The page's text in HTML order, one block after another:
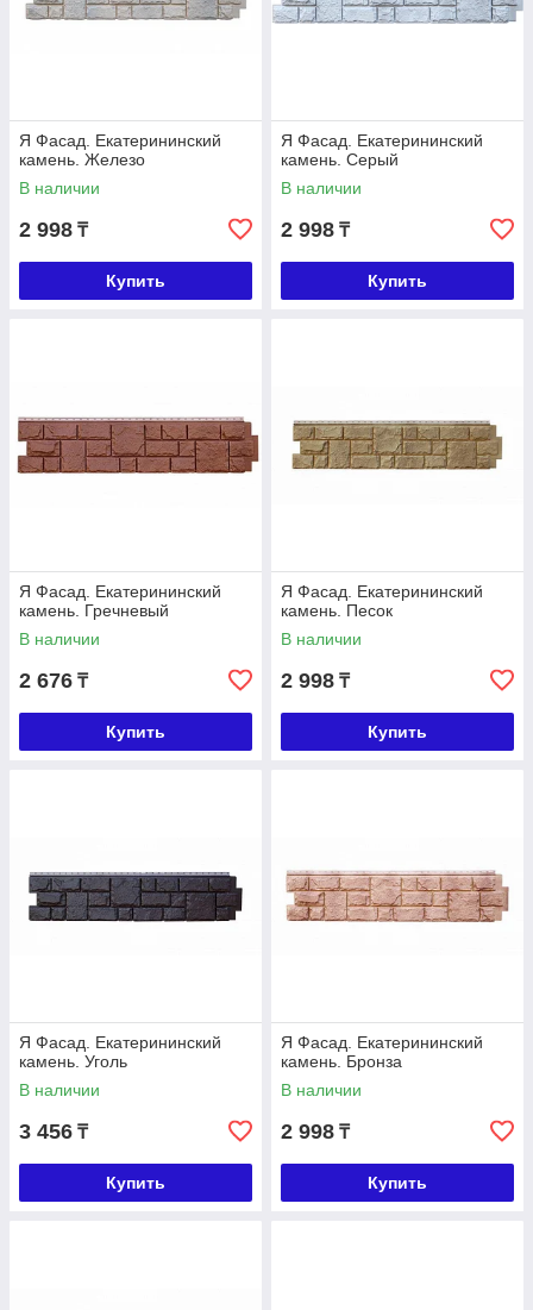
Я Фасад. Екатерининский
камень. Железо
В наличии
2 998 ₸
Купить
Я Фасад. Екатерининский
камень. Серый
В наличии
2 998 ₸
Купить
Я Фасад. Екатерининский
камень. Гречневый
В наличии
2 676 ₸
Купить
Я Фасад. Екатерининский
камень. Песок
В наличии
2 998 ₸
Купить
Я Фасад. Екатерининский
камень. Уголь
В наличии
3 456 ₸
Купить
Я Фасад. Екатерининский
камень. Бронза
В наличии
2 998 ₸
Купить